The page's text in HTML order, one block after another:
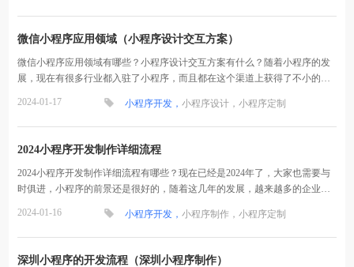
微信小程序应用领域（小程序设计交互方案）
微信小程序应用领域有哪些？小程序设计交互方案有什么？随着小程序的发
展，现在有很多行业都入驻了小程序，而且都在这个渠道上获得了不小的流
2024-01-17 小程序开发， 小程序设计， 小程序定制
2024小程序开发制作详细流程
2024小程序开发制作详细流程有哪些？现在已经是2024年了，大家也需要与
时俱进，小程序的前景还是很好的，随着这几年的发展，越来越多的企业都
2024-01-16 小程序开发， 小程序制作， 小程序定制
深圳小程序的开发流程（深圳小程序制作）